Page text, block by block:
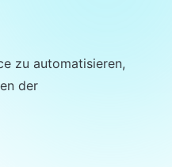
zu automatisieren,
der